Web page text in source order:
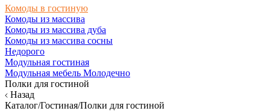
Комоды в гостиную
Комоды из массива
Комоды из массива дуба
Комоды из массива сосны
Недорого
Модульная гостиная
Модульная мебель Молодечно
Полки для гостиной
Назад
Каталог/Гостиная/Полки для гостиной